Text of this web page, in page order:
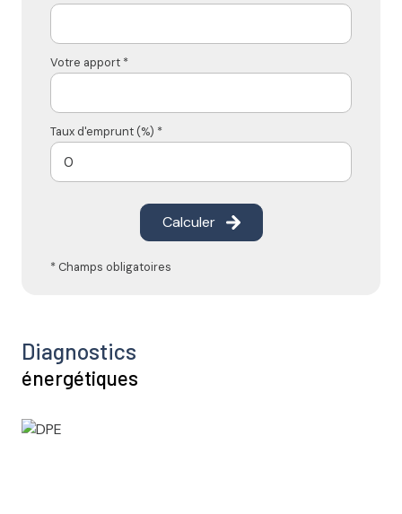
Votre apport *
Taux d'emprunt (%) *
Calculer
* Champs obligatoires
Diagnostics
énergétiques